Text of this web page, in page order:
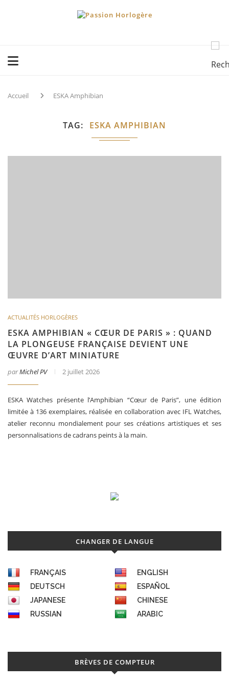
Accueil ESKA Amphibian
TAG ESKA AMPHIBIAN
ACTUALITÉS HORLOGÈRES
ESKA AMPHIBIAN « CŒUR DE PARIS » : QUAND
LA PLONGEUSE FRANÇAISE DEVIENT UNE
ŒUVRE D’ART MINIATURE
parMichel PV 2 juillet 2026
ESKA Watches présente l’Amphibian “Cœur de Paris”, une édition
limitée à 136 exemplaires, réalisée en collaboration avec IFL Watches,
atelier reconnu mondialement pour ses créations artistiques et ses
personnalisations de cadrans peints à la main.
CHANGER DE LANGUE
FRANÇAIS
ENGLISH
DEUTSCH
ESPAÑOL
JAPANESE
CHINESE
RUSSIAN
ARABIC
BRÈVES DE COMPTEUR